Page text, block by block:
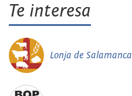
Te interesa
Lonja de Salamanca